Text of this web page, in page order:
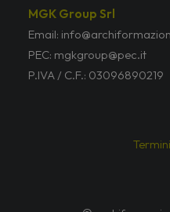
MGK Group Srl
Email:
PEC: mgkgroup@pec.it
P.IVA / C.F.: 03096890219